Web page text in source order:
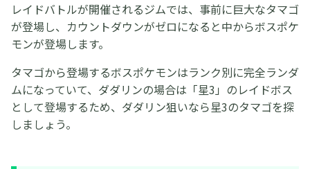
レイドバトルが開催されるジムでは、事前に巨大なタマゴ
が登場し、カウントダウンがゼロになると中からボスポケ
モンが登場します。
タマゴから登場するボスポケモンはランク別に完全ランダ
ムになっていて、ダダリンの場合は「星3」のレイドボス
として登場するため、ダダリン狙いなら星3のタマゴを探
しましょう。